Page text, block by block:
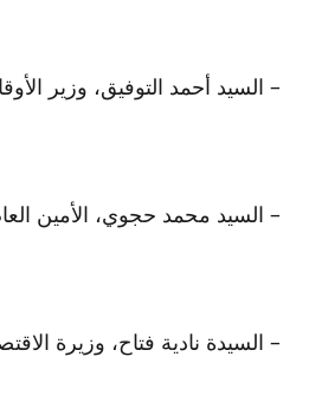
– السيد أحمد التوفيق، وزير
– السيد محمد حجوي، الأمين
– السيدة نادية فتاح، وزيرة